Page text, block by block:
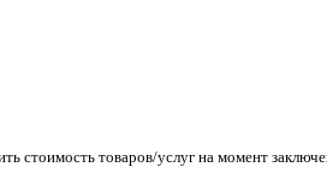
товаров/услуг на момент